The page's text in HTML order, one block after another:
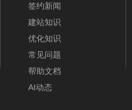
签约新闻
建站知识
优化知识
常见问题
帮助文档
AI动态